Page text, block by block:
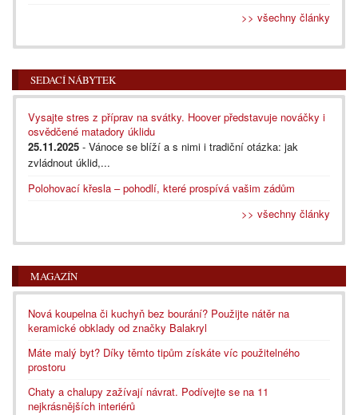
>> všechny články
SEDACÍ NÁBYTEK
Vysajte stres z příprav na svátky. Hoover představuje nováčky i
osvědčené matadory úklidu
25.11.2025 - Vánoce se blíží a s nimi i tradiční otázka: jak
zvládnout úklid,...
Polohovací křesla – pohodlí, které prospívá vašim zádům
>> všechny články
MAGAZÍN
Nová koupelna či kuchyň bez bourání? Použijte nátěr na
keramické obklady od značky Balakryl
Máte malý byt? Díky těmto tipům získáte víc použitelného
prostoru
Chaty a chalupy zažívají návrat. Podívejte se na 11
nejkrásnějších interiérů